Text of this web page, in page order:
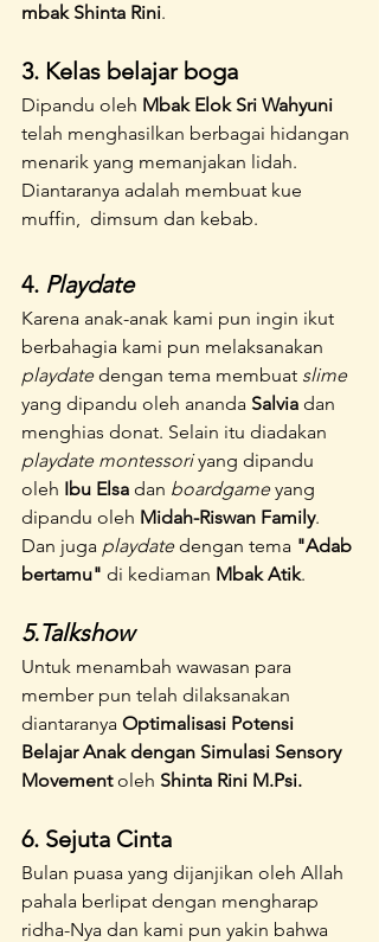
mbak Shinta Rini.
3. Kelas belajar boga
Dipandu oleh Mbak Elok Sri Wahyuni
telah menghasilkan berbagai hidangan
menarik yang memanjakan lidah.
Diantaranya adalah membuat kue
muffin,  dimsum dan kebab.
4. Playdate
Karena anak-anak kami pun ingin ikut
berbahagia kami pun melaksanakan
playdate dengan tema membuat slime
yang dipandu oleh ananda Salvia dan
menghias donat. Selain itu diadakan
playdate montessori yang dipandu
oleh Ibu Elsa dan boardgame yang
dipandu oleh Midah-Riswan Family.
Dan juga playdate dengan tema "Adab
bertamu" di kediaman Mbak Atik.
5.Talkshow
Untuk menambah wawasan para
member pun telah dilaksanakan
diantaranya Optimalisasi Potensi
Belajar Anak dengan Simulasi Sensory
Movement oleh Shinta Rini M.Psi.
6. Sejuta Cinta
Bulan puasa yang dijanjikan oleh Allah
pahala berlipat dengan mengharap
ridha-Nya dan kami pun yakin bahwa